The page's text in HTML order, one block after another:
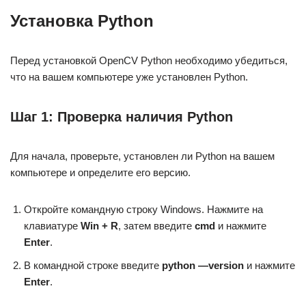
Установка Python
Перед установкой OpenCV Python необходимо убедиться,
что на вашем компьютере уже установлен Python.
Шаг 1: Проверка наличия Python
Для начала, проверьте, установлен ли Python на вашем
компьютере и определите его версию.
Откройте командную строку Windows. Нажмите на
клавиатуре Win + R, затем введите cmd и нажмите
Enter.
В командной строке введите python —version и нажмите
Enter.